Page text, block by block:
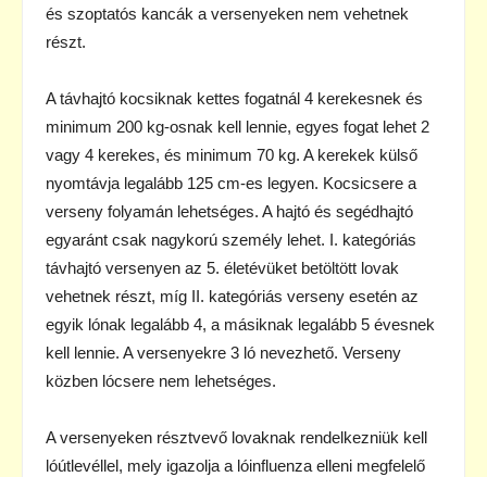
és szoptatós kancák a versenyeken nem vehetnek
részt.
A távhajtó kocsiknak kettes fogatnál 4 kerekesnek és
minimum 200 kg-osnak kell lennie, egyes fogat lehet 2
vagy 4 kerekes, és minimum 70 kg. A kerekek külső
nyomtávja legalább 125 cm-es legyen. Kocsicsere a
verseny folyamán lehetséges. A hajtó és segédhajtó
egyaránt csak nagykorú személy lehet. I. kategóriás
távhajtó versenyen az 5. életévüket betöltött lovak
vehetnek részt, míg II. kategóriás verseny esetén az
egyik lónak legalább 4, a másiknak legalább 5 évesnek
kell lennie. A versenyekre 3 ló nevezhető. Verseny
közben lócsere nem lehetséges.
A versenyeken résztvevő lovaknak rendelkezniük kell
lóútlevéllel, mely igazolja a lóinfluenza elleni megfelelő